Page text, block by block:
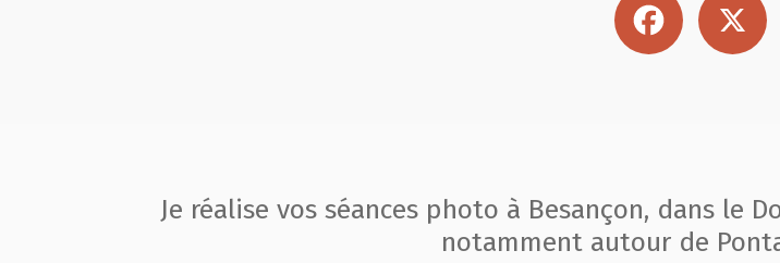
Je réalise vos séances photo à Besançon, dans le
notamment autour de